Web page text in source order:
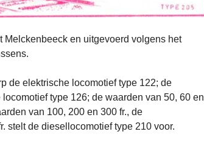
en uitgevoerd volgens het
de elektrische locomotief type 122; de
type 126; de waarden van 50, 60 en
van 100, 200 en 300 fr., de
stelt de diesellocomotief type 210 voor.